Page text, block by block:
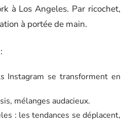
à Los Angeles. Par ricochet,
à portée de main.
Instagram se transforment en
mélanges audacieux.
: les tendances se déplacent,